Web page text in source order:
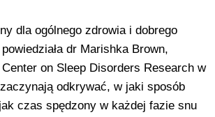
dla ogólnego zdrowia i dobrego
dr Marishka Brown,
on Sleep Disorders Research w
odkrywać, w jaki sposób
czas spędzony w każdej fazie snu